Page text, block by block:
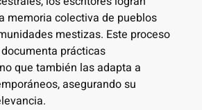
memoria colectiva de pueblos
mestizas. Este proceso
prácticas
que también las adapta a
asegurando su